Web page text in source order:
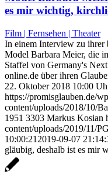
es mir wichtig,
Film | Fernsehen | Theater
In einem Interview zu ihrer
Model Barbara Meier, die
Staffel von Germany's
online.de über ihren
22. Oktober 2018 10:00
https://promisglauben.de/
content/uploads/2018/10/
1951 3303 Markus Kosian
content/uploads/2019/11/
10:00:21 2019-09-07
gläubig, deshalb ist es mir